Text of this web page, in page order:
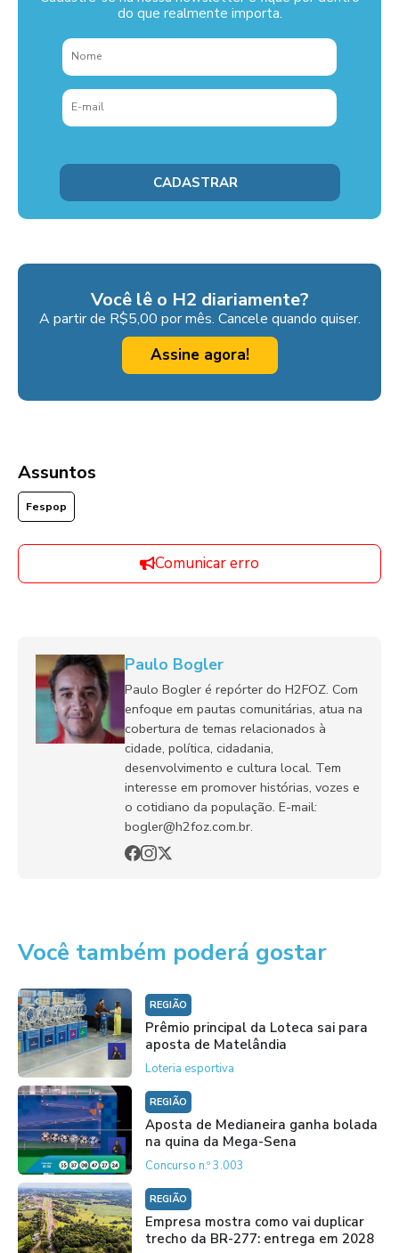
do que realmente importa.
Você lê o H2 diariamente?
A partir de R$5,00 por mês. Cancele quando quiser.
Assine agora!
Assuntos
Fespop
Comunicar erro
Paulo Bogler
Paulo Bogler é repórter do H2FOZ. Com
enfoque em pautas comunitárias, atua na
cobertura de temas relacionados à
cidade, política, cidadania,
desenvolvimento e cultura local. Tem
interesse em promover histórias, vozes e
o cotidiano da população. E-mail:
bogler@h2foz.com.br.
Você também poderá gostar
REGIÃO
Prêmio principal da Loteca sai para
aposta de Matelândia
Loteria esportiva
REGIÃO
Aposta de Medianeira ganha bolada
na quina da Mega-Sena
Concurso n.º 3.003
REGIÃO
Empresa mostra como vai duplicar
trecho da BR-277: entrega em 2028